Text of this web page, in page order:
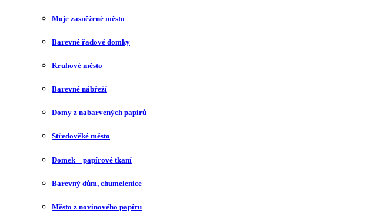
Moje zasněžené město
Barevné řadové domky
Kruhové město
Barevné nábřeží
Domy z nabarvených papírů
Středověké město
Domek – papírové tkaní
Barevný dům, chumelenice
Město z novinového papíru